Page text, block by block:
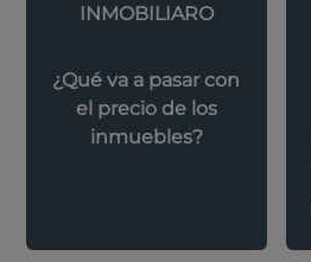
INMOBILIARO
¿Qué va a pasar con
el precio de los
inmuebles?